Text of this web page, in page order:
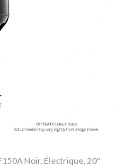
Noir, Électrique, 20"